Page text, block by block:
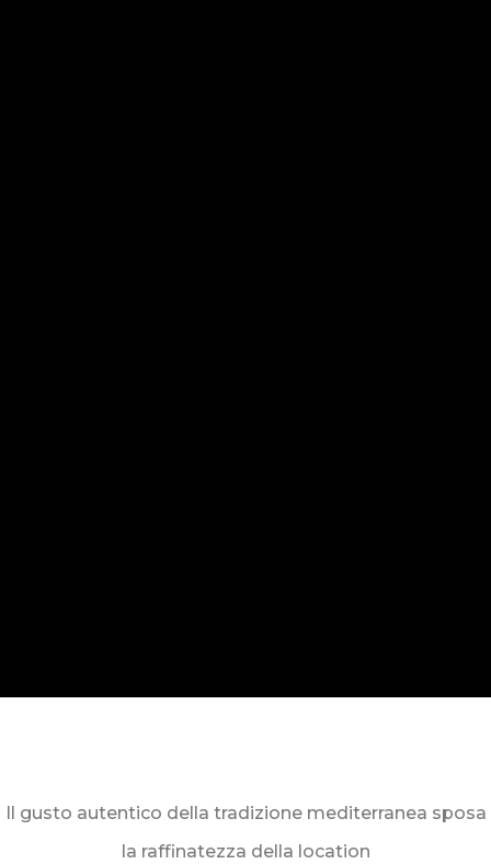
Il gusto autentico della tradizione mediterranea sposa
la raffinatezza della location